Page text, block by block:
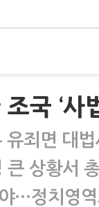
국 ‘
죄면 대
큰 상황서
…정치영